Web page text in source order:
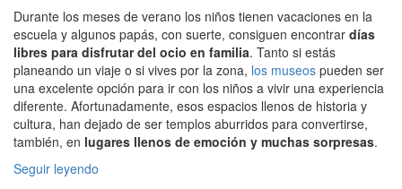
Durante los meses de verano los niños tienen vacaciones en la
escuela y algunos papás, con suerte, consiguen encontrar días
libres para disfrutar del ocio en familia. Tanto si estás
planeando un viaje o si vives por la zona, los museos pueden ser
una excelente opción para ir con los niños a vivir una experiencia
diferente. Afortunadamente, esos espacios llenos de historia y
cultura, han dejado de ser templos aburridos para convertirse,
también, en lugares llenos de emoción y muchas sorpresas.
Seguir leyendo